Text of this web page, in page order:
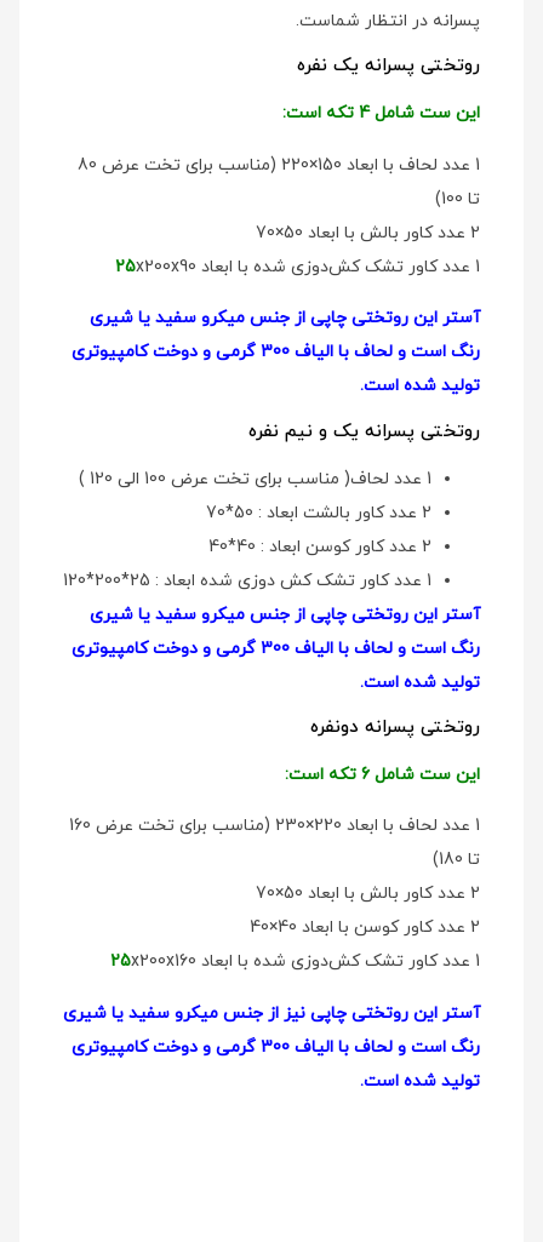
پسرانه در انتظار شماست.
روتختی پسرانه یک نفره
این ست شامل 4 تکه است:
1 عدد لحاف با ابعاد 150×220 (مناسب برای تخت عرض 80
تا 100)
2 عدد کاور بالش با ابعاد 50×70
1 عدد کاور تشک کش‌دوزی شده با ابعاد
25x200x90
آستر این روتختی چاپی از جنس میکرو سفید یا شیری
رنگ است و لحاف با الیاف 300 گرمی و دوخت کامپیوتری
تولید شده است.
روتختی پسرانه یک و نیم نفره
1 عدد لحاف( مناسب برای تخت عرض 100 الی 120 )
2 عدد کاور بالشت ابعاد : 50*70
2 عدد کاور کوسن ابعاد : 40*40
1 عدد کاور تشک کش دوزی شده ابعاد : 25*200*120
آستر این روتختی چاپی از جنس میکرو سفید یا شیری
رنگ است و لحاف با الیاف 300 گرمی و دوخت کامپیوتری
تولید شده است.
روتختی پسرانه دو‌نفره
این ست شامل 6 تکه است:
1 عدد لحاف با ابعاد 220×230 (مناسب برای تخت عرض 160
تا 180)
2 عدد کاور بالش با ابعاد 50×70
2 عدد کاور کوسن با ابعاد 40×40
1 عدد کاور تشک کش‌دوزی شده با ابعاد
25x200x160
آستر این روتختی چاپی نیز از جنس میکرو سفید یا شیری
رنگ است و لحاف با الیاف 300 گرمی و دوخت کامپیوتری
تولید شده است.